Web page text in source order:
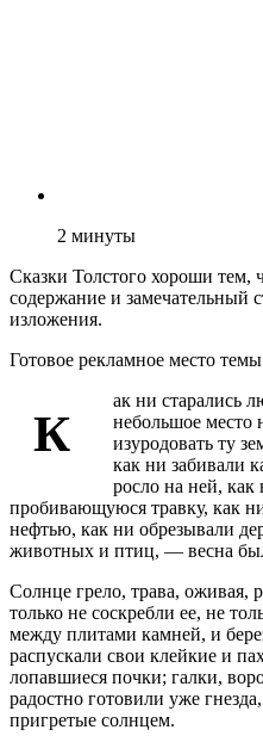
2 минуты
Сказки Толстого хороши тем,
содержание и замечательный
изложения.
Готовое рекламное место темы
К
ак ни старались
небольшое место
изуродовать ту
как ни забивали
росло на ней,
пробивающуюся травку, как
нефтью, как ни обрезывали
животных и птиц, — весна
Солнце грело, трава, оживая,
только не соскребли ее, не
между плитами камней, и
распускали свои клейкие и
лопавшиеся почки; галки,
радостно готовили уже
пригретые солнцем.